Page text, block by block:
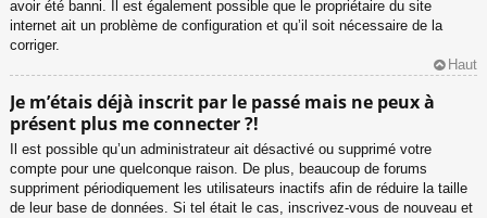
avoir été banni. Il est également possible que le propriétaire du site
internet ait un problème de configuration et qu’il soit nécessaire de la
corriger.
Haut
Je m’étais déjà inscrit par le passé mais ne peux à
présent plus me connecter ?!
Il est possible qu’un administrateur ait désactivé ou supprimé votre
compte pour une quelconque raison. De plus, beaucoup de forums
suppriment périodiquement les utilisateurs inactifs afin de réduire la taille
de leur base de données. Si tel était le cas, inscrivez-vous de nouveau et